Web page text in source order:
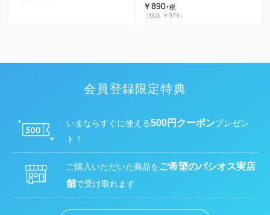
￥890+税
（税込 ￥979）
会員登録限定特典
いまならすぐに使える500円クーポンプレゼン
ト！
ご購入いただいた商品をご希望のパシオス実店
舗で受け取れます